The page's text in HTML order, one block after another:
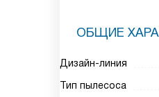
ОБЩИЕ
Дизайн-линия
Тип пылесоса